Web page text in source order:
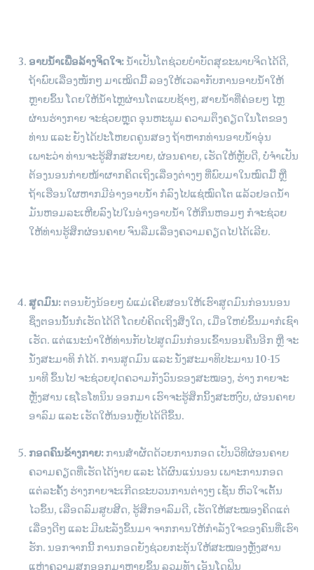
ອາບນ້ຳເພື່ອລ້າງຈິດໃຈ:ນ້ຳເປັນໂຕຊ່ວຍບຳບັດສຸຂະພາບຈິດໄດ້ດີ,
ຖ້າພົບເລື່ອງໜັກໆ ມາເໝິດມື້ ລອງໃຫ້ເວລາກັບການອາບນ້ຳໃຫ້
ຫຼາຍຂຶ້ນ ໂດຍໃຫ້ນ້ຳໄຫຼຜ່ານໂຕແບບຊ້າໆ, ສາຍນ້ຳທີ່ຄ່ອຍໆ ໄຫຼ
ຜ່ານຮ່າງກາຍ ຈະຊ່ວຍຫຼຸດ ອຸນຫະພູມ ຄວາມຕຶງຄຽດໃນໂຕຂອງ
ທ່ານ ແລະ ຍັງໄດ້ປະໂຫຍດຄູນສອງ ຖ້າຫາກທ່ານອາບນ້ຳອຸ່ນ
ເພາະວ່າ ທ່ານຈະຮູ້ສຶກສະບາຍ, ຜ່ອນຄາຍ, ເຮັດໃຫ້ຫຼັບດີ, ບໍ່ຈຳເປັນ
ຕ້ອງນອນກ່າຍໜ້າຜາກຄິດເຖິງເລື່ອງຕ່າງໆ ທີ່ພົບມາໃນໝົດມື້ ຫຼື
ຖ້າເຮືອນໃຜຫາກມີອ່າງອາບນ້ຳ ກໍລົງໄປແຊ່ໝົດໂຕ ແລ້ວຢອດນ້ຳ
ມັນຫອມລະເຫີຍລົງໄປໃນອ່າງອາບນ້ຳ ໃຫ້ກິ່ນຫອມໆ ກໍຈະຊ່ວຍ
ໃຫ້ທ່ານຮູ້ສຶກຜ່ອນຄາຍ ຈົນລືມເລື່ອງຄວາມຄຽດໄປໄດ້ເລີຍ.
ສູດມົນ: ຕອນຍັງນ້ອຍໆ ພໍ່ແມ່ເຄີຍສອນໃຫ້ເຮົາສູດມົນກ່ອນນອນ
ຊຶ່ງຕອນນັ້ນກໍເຮັດໄດ້ດີ ໂດຍບໍ່ຄິດເຖິງສິ່ງໃດ, ເມື່ອໃຫຍ່ຂຶ້ນມາກໍເຊົາ
ເຮັດ. ແຕ່ແນະນຳໃຫ້ທ່ານກັບໄປສູດມົນກ່ອນເຂົ້ານອນຄືນອີກ ຫຼື ຈະ
ນັ່ງສະມາທິ ກໍໄດ້. ການສູດມົນ ແລະ ນັ່ງສະມາທິປະມານ 10-15
ນາທີ ຂຶ້ນໄປ ຈະຊ່ວຍຢຸດຄວາມກັງວົນຂອງສະໝອງ, ຮ່າງ ກາຍຈະ
ຫຼັ່ງສານ ເຊໂຣໂທນິນ ອອກມາ ເຮົາຈະຮູ້ສຶກນິ້ງສະຫງົບ, ຜ່ອນຄາຍ
ອາລົມ ແລະ ເຮັດໃຫ້ນອນຫຼັບໄດ້ດີຂຶ້ນ.
ກອດຄົນຂ້າງກາຍ: ການສຳຜັດດ້ວຍການກອດ ເປັນວິທີຜ່ອນຄາຍ
ຄວາມຄຽດທີ່ເຮັດໄດ້ງ່າຍ ແລະ ໄດ້ຜົນແນ່ນອນ ເພາະການກອດ
ແຕ່ລະຄັ້ງ ຮ່າງກາຍຈະເກີດຂະບວນການຕ່າງໆ ເຊັ່ນ ຫົວໃຈເຕັ້ນ
ໄວຂຶ້ນ, ເລືອດລົມສູບສີດ, ຮູ້ສຶກອາລົມດີ, ເຮັດໃຫ້ສະໝອງຄິດແຕ່
ເລື່ອງດີໆ ແລະ ມີພະລັງຂຶ້ນມາ ຈາກການໃຫ້ກຳລັງໃຈຂອງຄົນທີ່ເຮົາ
ຮັກ. ນອກຈາກນີ້ ການກອດຍັງຊ່ວຍກະຕຸ້ນໃຫ້ສະໝອງຫຼັ່ງສານ
ແຫ່ງຄວາມສຸກອອກມາຫຼາຍຂຶ້ນ ລວມທັງ ເອັນໂດຟິນ